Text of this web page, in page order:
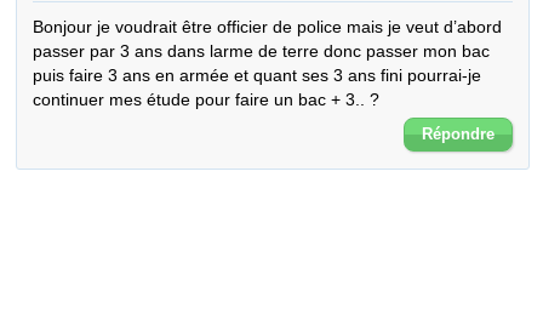
Bonjour je voudrait être officier de police mais je veut d’abord
passer par 3 ans dans larme de terre donc passer mon bac
puis faire 3 ans en armée et quant ses 3 ans fini pourrai-je
continuer mes étude pour faire un bac + 3.. ?
Répondre